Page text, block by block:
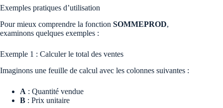
Exemples pratiques d’utilisation
Pour mieux comprendre la fonction SOMMEPROD,
examinons quelques exemples :
Exemple 1 : Calculer le total des ventes
Imaginons une feuille de calcul avec les colonnes suivantes :
A : Quantité vendue
B : Prix unitaire